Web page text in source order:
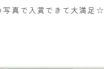
写真で入賞できて大満足☆